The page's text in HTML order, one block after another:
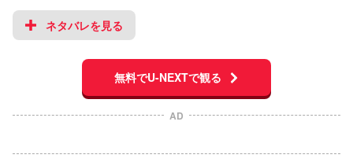
ネタバレを見る
無料でU-NEXTで観る
AD